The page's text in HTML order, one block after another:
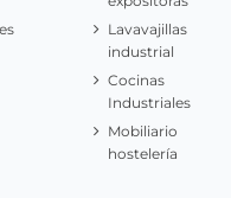
Lavavajillas
industrial
Cocinas
Industriales
Mobiliario
hostelería